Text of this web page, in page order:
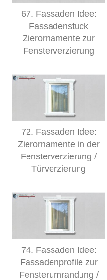
67. Fassaden Idee:
Fassadenstuck
Zierornamente zur
Fensterverzierung
72. Fassaden Idee:
Zierornamente in der
Fensterverzierung /
Türverzierung
74. Fassaden Idee:
Fassadenprofile zur
Fensterumrandung /